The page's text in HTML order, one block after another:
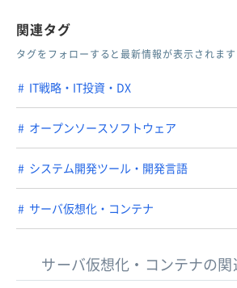
関連タグ
タグをフォローすると最新情報が表示されます
IT戦略・IT投資・DX
オープンソースソフトウェア
システム開発ツール・開発言語
サーバ仮想化・コンテナ
サーバ仮想化・コンテナの